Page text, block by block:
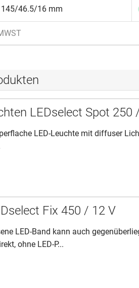
145/46.5/16 mm
LEDselect Spot 250
LED-Leuchte mit diffuser
Fix 450 / 12 V
LED-Band kann auch
ohne LED-P...